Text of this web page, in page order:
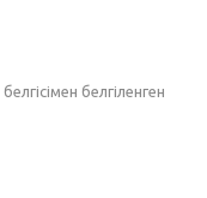
белгісімен белгіленген